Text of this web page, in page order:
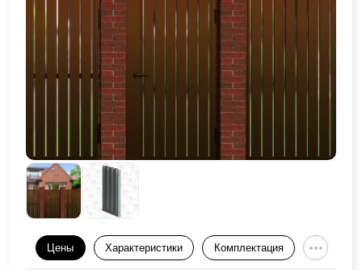
Цены Характеристики Комплектация